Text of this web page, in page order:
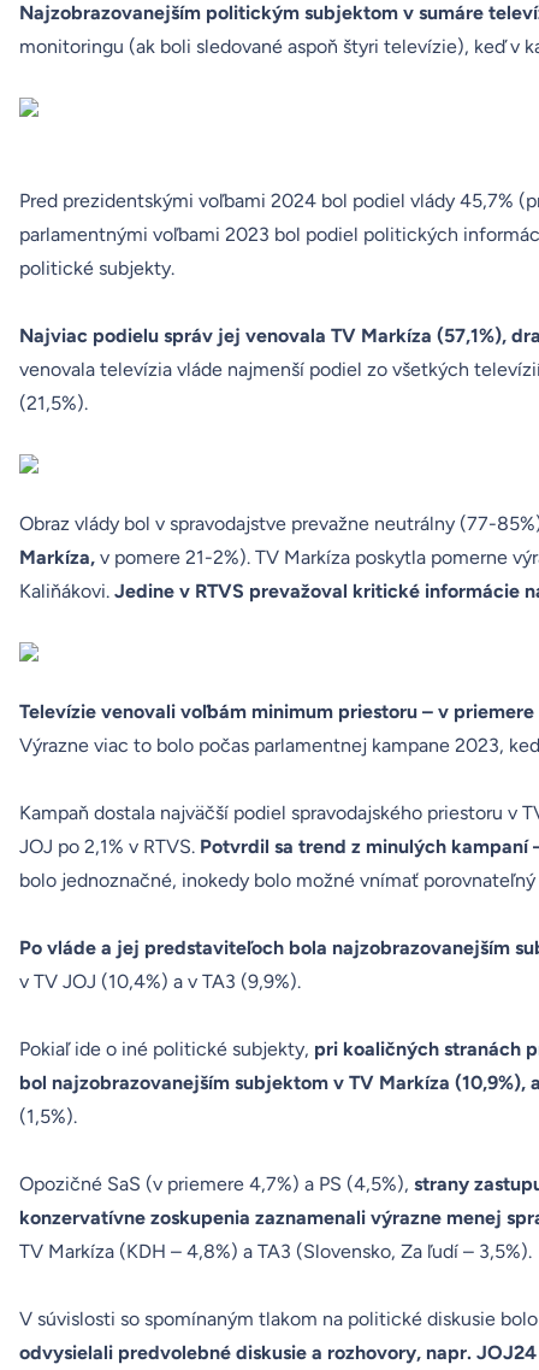
Najzobrazovanejším politickým subjektom v sumáre
monitoringu (ak boli sledované aspoň štyri televízie), keď v
Pred prezidentskými voľbami 2024 bol podiel vlády 45,7%
parlamentnými voľbami 2023 bol podiel politických
politické subjekty.
Najviac podielu správ jej venovala TV Markíza (57,1%),
venovala televízia vláde najmenší podiel zo všetkých
(21,5%).
Obraz vlády bol v spravodajstve prevažne neutrálny (77-
Markíza, v pomere 21-2%). TV Markíza poskytla pomerne
Kaliňákovi. Jedine v RTVS prevažoval kritické informácie
Televízie venovali voľbám minimum priestoru – v
Výrazne viac to bolo počas parlamentnej kampane 2023,
Kampaň dostala najväčší podiel spravodajského priestoru v
JOJ po 2,1% v RTVS. Potvrdil sa trend z minulých kampaní
bolo jednoznačné, inokedy bolo možné vnímať porovnateľný
Po vláde a jej predstaviteľoch bola najzobrazovanejším
v TV JOJ (10,4%) a v TA3 (9,9%).
Pokiaľ ide o iné politické subjekty, pri koaličných stranách
bol najzobrazovanejším subjektom v TV Markíza (10,9%),
(1,5%).
Opozičné SaS (v priemere 4,7%) a PS (4,5%), strany
konzervatívne zoskupenia zaznamenali výrazne menej
TV Markíza (KDH – 4,8%) a TA3 (Slovensko, Za ľudí – 3,5%).
V súvislosti so spomínaným tlakom na politické diskusie
odvysielali predvolebné diskusie a rozhovory, napr.